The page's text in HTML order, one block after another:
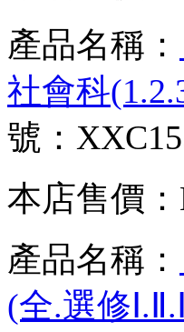
產品名稱：
社會科
號：
本店售價：
產品名稱：
(全.選修